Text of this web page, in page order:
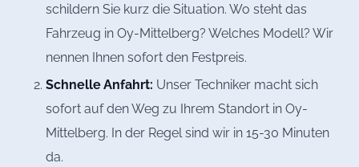
schildern Sie kurz die Situation. Wo steht das
Fahrzeug in Oy-Mittelberg? Welches Modell? Wir
nennen Ihnen sofort den Festpreis.
Schnelle Anfahrt: Unser Techniker macht sich
sofort auf den Weg zu Ihrem Standort in Oy-
Mittelberg. In der Regel sind wir in 15-30 Minuten
da.